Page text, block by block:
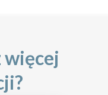
więcej